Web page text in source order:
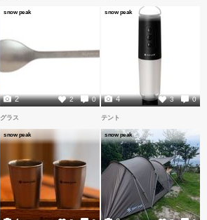
snow peak
2 0
2
snow peak
3 0
4
グラス
snow peak
テント
snow peak